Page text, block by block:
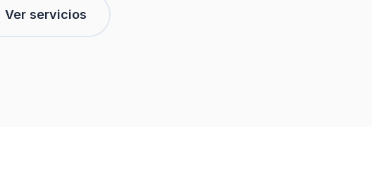
Ver servicios